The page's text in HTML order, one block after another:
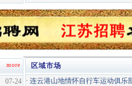
区域市场
· 连云港山地情怀自行车运动俱乐
more
07-24